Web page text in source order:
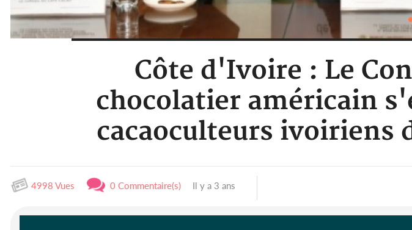
Côte d'Ivoire : Le
chocolatier américain
cacaoculteurs ivoiriens
4998 Vues 0 Commentaire(s) Il y a 3 ans